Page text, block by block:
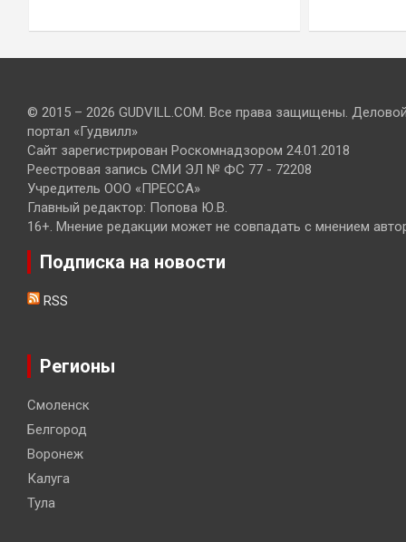
© 2015 – 2026 GUDVILL.COM. Все права защищены.
портал «Гудвилл»
Сайт зарегистрирован Роскомнадзором 24.01.2018
Реестровая запись СМИ ЭЛ № ФС 77 - 72208
Учредитель ООО «ПРЕССА»
Главный редактор: Попова Ю.В.
16+. Мнение редакции может не совпадать с мнением
Подписка на новости
RSS
Регионы
Смоленск
Белгород
Воронеж
Калуга
Тула